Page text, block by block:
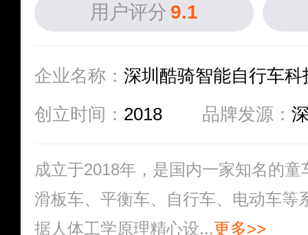
用户评分 9.1
企业名称： 深圳酷骑智能自行车
创立时间： 2018 品牌发源：
成立于2018年，是国内一家知名的
滑板车、平衡车、自行车、电动车等
据人体工学原理精心设...更多>>